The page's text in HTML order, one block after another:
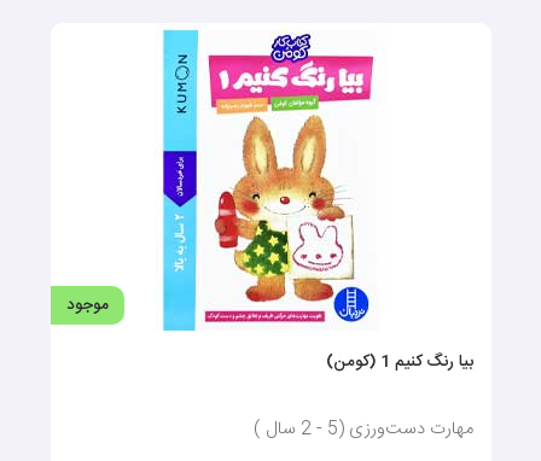
موجود
بیا رنگ کنیم 1 (کومن)
مهارت دست‌ورزی (5 - 2 سال )